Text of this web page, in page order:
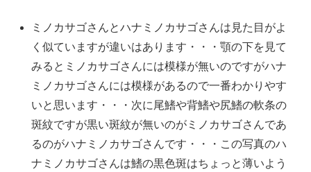
ミノカサゴさんとハナミノカサゴさんは見た目がよ
く似ていますが違いはあります・・・顎の下を見て
みるとミノカサゴさんには模様が無いのですがハナ
ミノカサゴさんには模様があるので一番わかりやす
いと思います・・・次に尾鰭や背鰭や尻鰭の軟条の
斑紋ですが黒い斑紋が無いのがミノカサゴさんであ
るのがハナミノカサゴさんです・・・この写真のハ
ナミノカサゴさんは鰭の黒色斑はちょっと薄いよう